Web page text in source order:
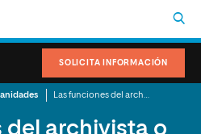
SOLICITA INFORMACIÓN
del archivista o